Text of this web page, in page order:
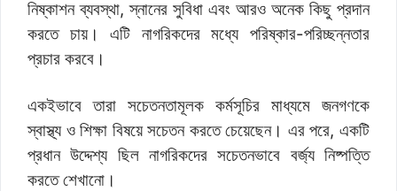
নিষ্কাশন ব্যবস্থা, স্নানের সুবিধা এবং আরও অনেক কিছু প্রদান
করতে চায়। এটি নাগরিকদের মধ্যে পরিষ্কার-পরিচ্ছন্নতার
প্রচার করবে।
একইভাবে তারা সচেতনতামূলক কর্মসূচির মাধ্যমে জনগণকে
স্বাস্থ্য ও শিক্ষা বিষয়ে সচেতন করতে চেয়েছেন। এর পরে, একটি
প্রধান উদ্দেশ্য ছিল নাগরিকদের সচেতনভাবে বর্জ্য নিষ্পত্তি
করতে শেখানো।